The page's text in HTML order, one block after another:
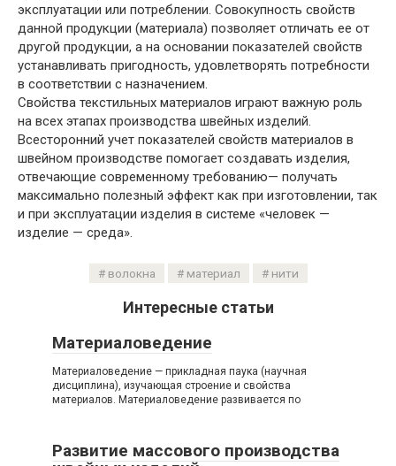
эксплуатации или потреблении. Совокупность свойств
данной продукции (материала) позволяет отличать ее от
другой продукции, а на основании показателей свойств
устанавливать пригодность, удовлетворять потребности
в соответствии с назначением.
Свойства текстильных материалов играют важную роль
на всех этапах производства швейных изделий.
Всесторонний учет показателей свойств материалов в
швейном производстве помогает создавать изделия,
отвечающие современному требованию— получать
максимально полезный эффект как при изготовлении, так
и при эксплуатации изделия в системе «человек —
изделие — среда».
волокна материал нити
Интересные статьи
Материаловедение
Материаловедение — прикладная паука (научная
дисциплина), изучающая строение и свойства
материалов. Материаловедение развивается по
Развитие массового производства